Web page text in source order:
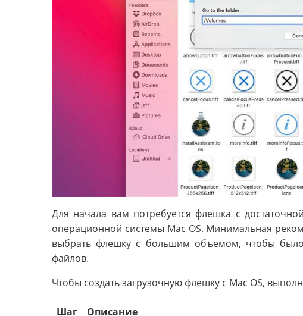
Для начала вам потребуется флешка с
операционной системы Mac OS. Минимальная
выбрать флешку с большим объемом, чтобы было
файлов.
Чтобы создать загрузочную флешку с Mac OS,
Шаг Описание